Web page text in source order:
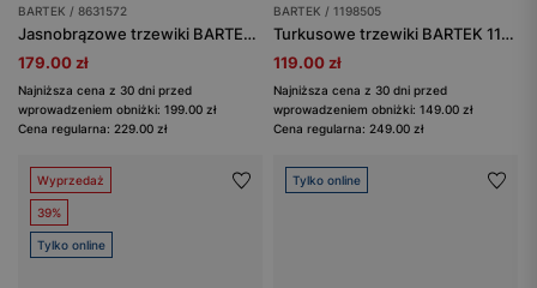
BARTEK / 8631572
Jasnobrązowe trzewiki BARTEK 8631572 z dwoiny welurowej i skóry licowej
179.00 zł
Najniższa cena z 30 dni przed
wprowadzeniem obniżki: 199.00 zł
Cena regularna: 229.00 zł
BARTEK / 1198505
Turkusowe trzewiki BARTEK 1198505 z połączenia skóry welurowej i licowej
119.00 zł
Najniższa cena z 30 dni przed
wprowadzeniem obniżki: 149.00 zł
Cena regularna: 249.00 zł
Wyprzedaż
39%
Tylko online
Tylko online